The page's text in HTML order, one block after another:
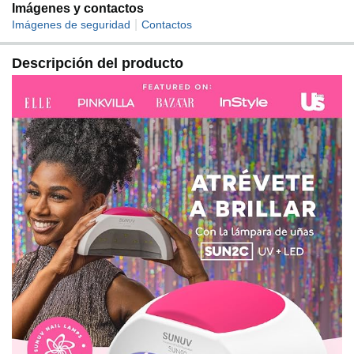
heridos, sin manos negras, la lámpara de uñas LED
genera luz blanca no ultravioleta de luz diurna segura
individuales obsoletas que causan problemas con las
manos ennegrecidas!
Imágenes y contactos
Imágenes de seguridad Contactos
Descripción del producto